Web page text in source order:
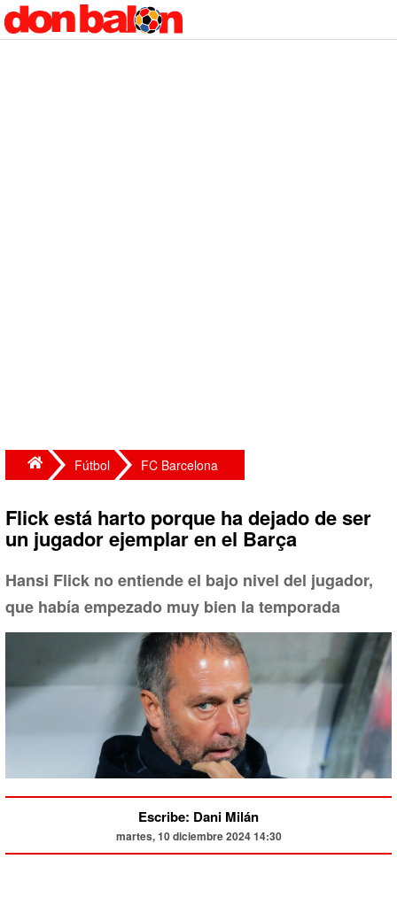
Fútbol FC Barcelona
Flick está harto porque ha dejado de ser
un jugador ejemplar en el Barça
Hansi Flick no entiende el bajo nivel del jugador,
que había empezado muy bien la temporada
Escribe: Dani Milán
martes, 10 diciembre 2024 14:30